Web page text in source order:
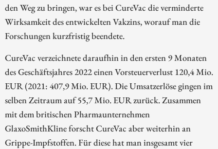
den Weg zu bringen, war es bei CureVac die verminderte
Wirksamkeit des entwickelten Vakzins, worauf man die
Forschungen kurzfristig beendete.
CureVac verzeichnete daraufhin in den ersten 9 Monaten
des Geschäftsjahres 2022 einen Vorsteuerverlust 120,4 Mio.
EUR (2021: 407,9 Mio. EUR). Die Umsatzerlöse gingen im
selben Zeitraum auf 55,7 Mio. EUR zurück. Zusammen
mit dem britischen Pharmaunternehmen
GlaxoSmithKline forscht CureVac aber weiterhin an
Grippe-Impfstoffen. Für diese hat man insgesamt vier